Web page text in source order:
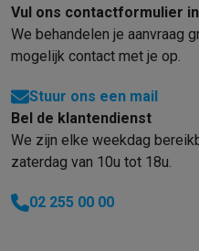
Vul ons contactformulier in
We behandelen je aanvraag
mogelijk contact met je op.
Stuur ons een mail
Bel de klantendienst
We zijn elke weekdag
zaterdag van 10u tot 18u.
02 255 00 00